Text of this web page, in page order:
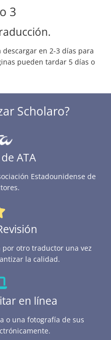
3
en 2-3 días para
pueden tardar 5 días o
Scholaro?
ATA
Estadounidense de
por otro traductor una vez
la calidad.
en línea
o una fotografía de sus